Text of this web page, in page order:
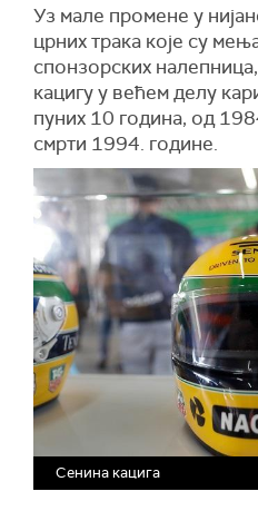
Уз мале промене у
црних трака које су
спонзорских
кацигу у већем делу
пуних 10 година, од
смрти 1994. године.
Сенина кацига